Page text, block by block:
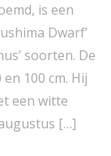
is een
Dwarf’
soorten. De
100 cm. Hij
een witte
[…]